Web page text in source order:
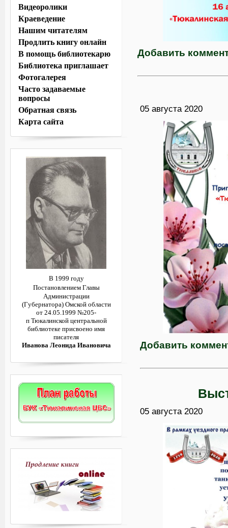
Добавить
05 августа 2020
Добавить
05 августа 2020
Видеоролики
Краеведение
Нашим читателям
Продлить книгу онлайн
В помощь библиотекарю
Библиотека приглашает
Фотогалерея
Часто задаваемые
вопросы
Обратная связь
Карта сайта
В 1999 году
Постановлением Главы
Администрации
(Губернатора) Омской области
от 24.05.1999 №205-
п Тюкалинской центральной
библиотеке присвоено имя
писателя
Иванова Леонида Ивановича